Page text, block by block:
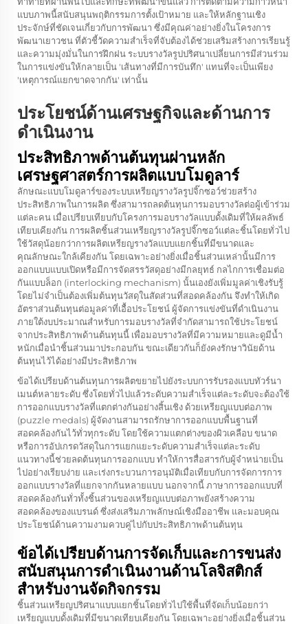
แบบภาพนี้สนับสนุนพฤติกรรมการตั้งเป้าหมาย และให้หลักฐานเชิง
ประจักษ์ที่ชัดเจนเกี่ยวกับการพัฒนา ซึ่งมีคุณค่าอย่างยิ่งในโครงการ
พัฒนาเยาวชน ที่ตัวชี้วัดความสำเร็จที่จับต้องได้ช่วยเสริมสร้างการเรียนรู้
และความมุ่งมั่นในการฝึกฝน ระบบรางวัลรูปปริศนาเปลี่ยนการมีส่วนร่วม
ในการแข่งขันให้กลายเป็น 'เส้นทางที่มีการบันทึก' แทนที่จะเป็นเพียง
'เหตุการณ์แยกขาดจากกัน' เท่านั้น
ประโยชน์ด้านเศรษฐกิจและด้านการ
ดำเนินงาน
ประสิทธิภาพด้านต้นทุนผ่านหลัก
เศรษฐศาสตร์การผลิตแบบโมดูลาร์
ลักษณะแบบโมดูลาร์ของระบบเหรียญรางวัลรูปจิ๊กซอว์ช่วยสร้าง
ประสิทธิภาพในการผลิต ซึ่งสามารถลดต้นทุนการมอบรางวัลต่อผู้เข้าร่วม
แต่ละคน เมื่อเปรียบเทียบกับโครงการมอบรางวัลแบบดั้งเดิมที่ให้ผลลัพธ์
เทียบเคียงกัน การผลิตชิ้นส่วนเหรียญรางวัลรูปจิ๊กซอว์แต่ละชิ้นโดยทั่วไป
ใช้วัสดุน้อยกว่าการผลิตเหรียญรางวัลแบบแยกชิ้นที่มีขนาดและ
คุณลักษณะใกล้เคียงกัน โดยเฉพาะอย่างยิ่งเมื่อชิ้นส่วนเหล่านั้นมีการ
ออกแบบแบบเปิดหรือมีการจัดสรรวัสดุอย่างมีกลยุทธ์ กลไกการเชื่อมต่อ
กันแบบล็อก (interlocking mechanism) นั้นเองยังเพิ่มมูลค่าเชิงรับรู้
โดยไม่จำเป็นต้องเพิ่มต้นทุนวัสดุในสัดส่วนที่สอดคล้องกัน จึงทำให้เกิด
อัตราส่วนต้นทุนต่อมูลค่าที่เอื้อประโยชน์ ผู้จัดการแข่งขันที่ดำเนินงาน
ภายใต้งบประมาณสำหรับการมอบรางวัลที่จำกัดสามารถใช้ประโยชน์
จากประสิทธิภาพด้านต้นทุนนี้ เพื่อมอบรางวัลที่มีความหมายและดูมีน้ำ
หนักเมื่อนำชิ้นส่วนมาประกอบกัน ขณะเดียวกันก็ยังคงรักษาวินัยด้าน
ต้นทุนไว้ได้อย่างมีประสิทธิภาพ
ข้อได้เปรียบด้านต้นทุนการผลิตขยายไปยังระบบการรับรองแบบทัวร์นา
เมนต์หลายระดับ ซึ่งโดยทั่วไปแล้วระดับความสำเร็จแต่ละระดับจะต้องใช้
การออกแบบรางวัลที่แตกต่างกันอย่างสิ้นเชิง ด้วยเหรียญแบบต่อภาพ
(puzzle medals) ผู้จัดงานสามารถรักษาการออกแบบพื้นฐานที่
สอดคล้องกันไว้ทั่วทุกระดับ โดยใช้ความแตกต่างของผิวเคลือบ ขนาด
หรือการอัปเกรดวัสดุในการแยกแยะระดับความสำเร็จแต่ละระดับ
แนวทางนี้ช่วยลดต้นทุนการออกแบบ ทำให้การสื่อสารกับผู้จำหน่ายเป็น
ไปอย่างเรียบง่าย และเร่งกระบวนการอนุมัติเมื่อเทียบกับการจัดการการ
ออกแบบรางวัลที่แยกจากกันหลายแบบ นอกจากนี้ ภาษาการออกแบบที่
สอดคล้องกันทั่วทั้งชิ้นส่วนของเหรียญแบบต่อภาพยังสร้างความ
สอดคล้องของแบรนด์ ซึ่งส่งเสริมภาพลักษณ์เชิงมืออาชีพ และมอบคุณ
ประโยชน์ด้านความงามควบคู่ไปกับประสิทธิภาพด้านต้นทุน
ข้อได้เปรียบด้านการจัดเก็บและการขนส่ง
สนับสนุนการดำเนินงานด้านโลจิสติกส์
สำหรับงานจัดกิจกรรม
ชิ้นส่วนเหรียญปริศนาแบบแยกชิ้นโดยทั่วไปใช้พื้นที่จัดเก็บน้อยกว่า
เหรียญแบบดั้งเดิมที่มีขนาดเทียบเคียงกัน โดยเฉพาะอย่างยิ่งเมื่อชิ้นส่วน